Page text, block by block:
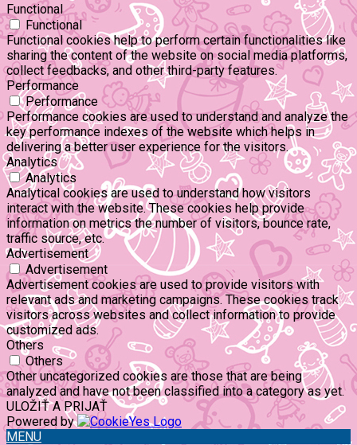
Functional
Functional
Functional cookies help to perform certain functionalities like
sharing the content of the website on social media platforms,
collect feedbacks, and other third-party features.
Performance
Performance
Performance cookies are used to understand and analyze the
key performance indexes of the website which helps in
delivering a better user experience for the visitors.
Analytics
Analytics
Analytical cookies are used to understand how visitors
interact with the website. These cookies help provide
information on metrics the number of visitors, bounce rate,
traffic source, etc.
Advertisement
Advertisement
Advertisement cookies are used to provide visitors with
relevant ads and marketing campaigns. These cookies track
visitors across websites and collect information to provide
customized ads.
Others
Others
Other uncategorized cookies are those that are being
analyzed and have not been classified into a category as yet.
ULOŽIŤ A PRIJAŤ
Powered by
MENU